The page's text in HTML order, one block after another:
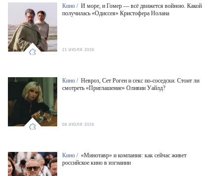
Кино / И море, и Гомер — всё движется войною. Какой
получилась «Одиссея» Кристофера Нолана
21 ИЮЛЯ 2026
Кино / Невроз, Сет Роген и секс по-соседски. Стоит ли
смотреть «Приглашение» Оливии Уайлд?
08 ИЮЛЯ 2026
Кино / «Минотавр» и компания: как сейчас живет
российское кино в изгнании